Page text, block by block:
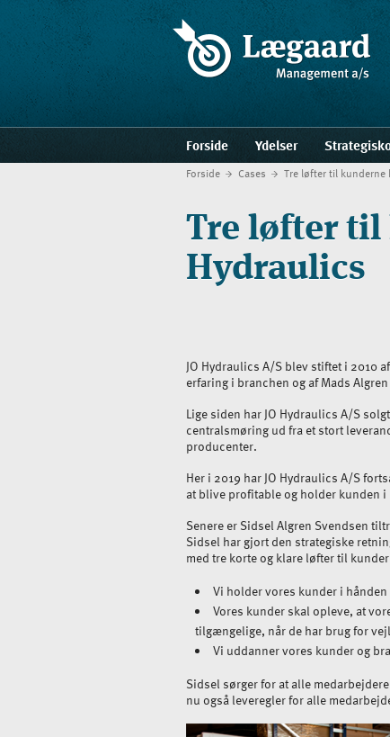
Forside Ydelser
Forside Cases Tre løfter til kunderne
Tre løfter til
Hydraulics
JO Hydraulics A/S blev stiftet i 2010
erfaring i branchen og af Mads
Lige siden har JO Hydraulics A/S
centralsmøring ud fra et stort
producenter.
Her i 2019 har JO Hydraulics A/S
at blive profitable og holder kunden
Senere er Sidsel Algren Svendsen
Sidsel har gjort den strategiske
med tre korte og klare løfter til
Vi holder vores kunder i
Vores kunder skal opleve, at
tilgængelige, når de har brug for
Vi uddanner vores kunder og
Sidsel sørger for at alle
nu også leveregler for alle